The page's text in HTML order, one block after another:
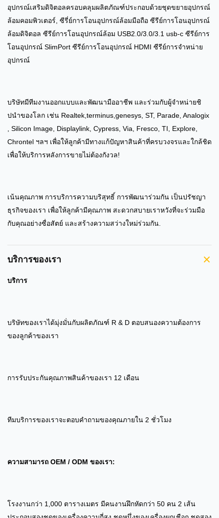
อุปกรณ์เสริมดิจิตอลครอบคลุมผลิตภัณฑ์ประกอบด้วยชุดขยายอุปกรณ์
ล้อมคอมพิวเตอร์, ซีรี่ย์การโอนอุปกรณ์ล้อมมือถือ ซีรีย์การโอนอุปกรณ์
ล้อมดิจิตอล ซีรีย์การโอนอุปกรณ์ล้อม USB2.0/3.0/3.1 usb-c ซีรีย์การ
โอนอุปกรณ์ SlimPort ซีรีย์การโอนอุปกรณ์ HDMI ซีรีย์การจําหน่าย
อุปกรณ์
บริษัทมีทีมงานออกแบบและพัฒนามืออาชีพ และร่วมกับผู้จําหน่ายชิ
ปนําของโลก เช่น Realtek,terminus,genesys, ST, Parade, Analogix
, Silicon Image, Displaylink, Cypress, Via, Fresco, TI, Explore,
Chrontel ฯลฯ เพื่อให้ลูกค้ามีทางแก้ปัญหาสินค้าที่ครบวงจรและใกล้ชิด
เพื่อให้บริการหลังการขายไม่ต้องกังวล!
เน้นคุณภาพ การบริการความบริสุทธิ์ การพัฒนาร่วมกัน เป็นปรัชญา
ธุรกิจของเรา เพื่อให้ลูกค้ามีคุณภาพ สะดวกสบายเราหวังที่จะร่วมมือ
กับคุณอย่างซื่อสัตย์ และสร้างความสว่างใหม่ร่วมกัน.
บริการของเรา
บริการ
บริษัทของเราได้มุ่งมั่นกับผลิตภัณฑ์ R & D ตอบสนองความต้องการ
ของลูกค้าของเรา
การรับประกันคุณภาพสินค้าของเรา 12 เดือน
ทีมบริการของเราจะตอบคําถามของคุณภายใน 2 ชั่วโมง
ความสามารถ OEM / ODM ของเรา:
โรงงานกว่า 1,000 ตารางเมตร มีคนงานฝึกหัดกว่า 50 คน 2 เส้น